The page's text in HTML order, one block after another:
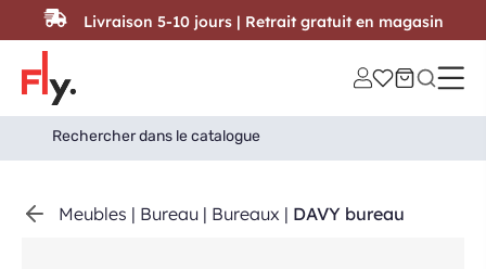
Passer au contenu
Search
for:
Search Button
Meubles | Bureau | Bureaux | DAVY bureau
Livraison 5-10 jours | Retrait gratuit en magasin